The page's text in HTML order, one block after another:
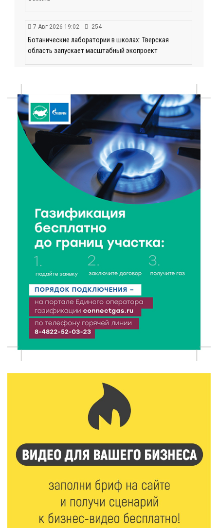
7 Авг 2026 19:02 254
Ботанические лаборатории в школах: Тверская
область запускает масштабный экопроект
В Ржеве чествовали работников строительной
отрасли
7 Авг 2026 18:10 144
Зарядка со стражем порядка объединила детей в
«Чайке»
7 Авг 2026 18:02 345
В Нило-Столобенской пустыни началась
реставрация фасада исторической
Крестовоздвиженской церкви
7 Авг 2026 18:01 232
День арбуза отметили ребята в Андреапольском
Доме культуры
7 Авг 2026 17:02 274
Названы первые победители программы «Земский
работник культуры» в Тверской области
7 Авг 2026 16:32 467
Твери
434
Сладкая программа в Твери: дегустация мёда и
рассказ о жизни пчёл
7 Авг 2026 15:41 234
Открыт набор на программу амбассадоров для
студентов российских вузов
7 Авг 2026 15:37 222
Жителям Тверской области напомнили об